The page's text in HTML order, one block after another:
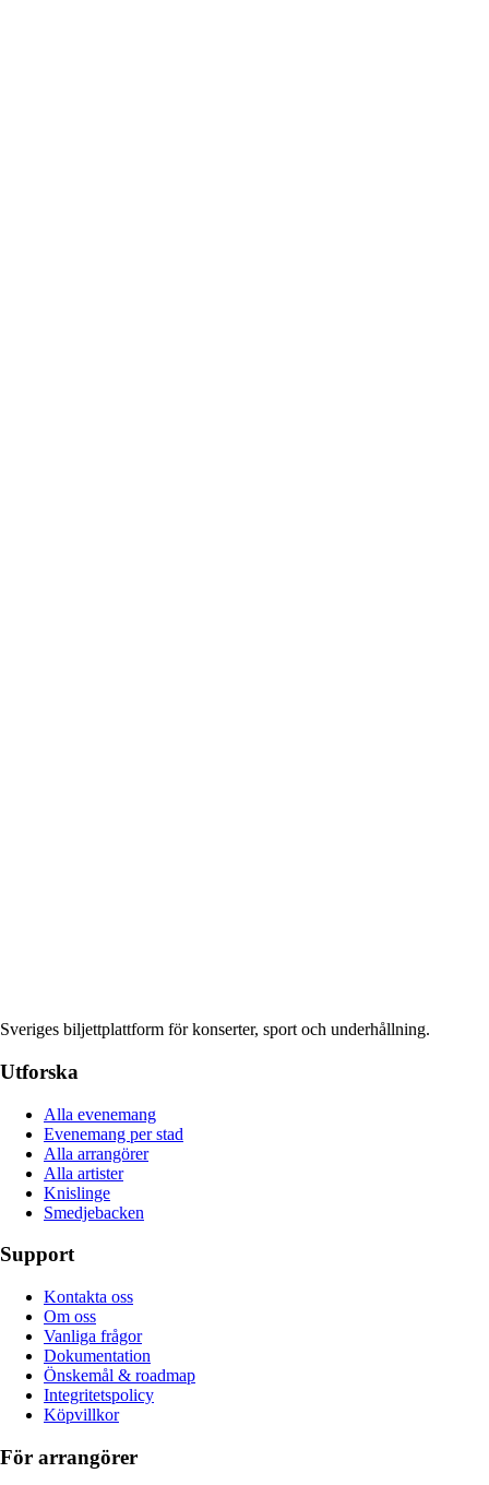
Sveriges biljettplattform för konserter, sport och underhållning.
Utforska
Alla evenemang
Evenemang per stad
Alla arrangörer
Alla artister
Knislinge
Smedjebacken
Support
Kontakta oss
Om oss
Vanliga frågor
Dokumentation
Önskemål & roadmap
Integritetspolicy
Köpvillkor
För arrangörer